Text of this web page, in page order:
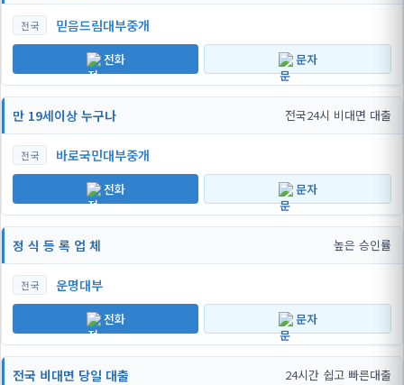
전국 믿음드림대부중개
전화 문자
만 19세이상 누구나 전국24시 비대면 대출
전국 바로국민대부중개
전화 문자
정 식 등 록 업 체 높은 승인률
전국 운명대부
전화 문자
전국 비대면 당일 대출 24시간 쉽고 빠른대출